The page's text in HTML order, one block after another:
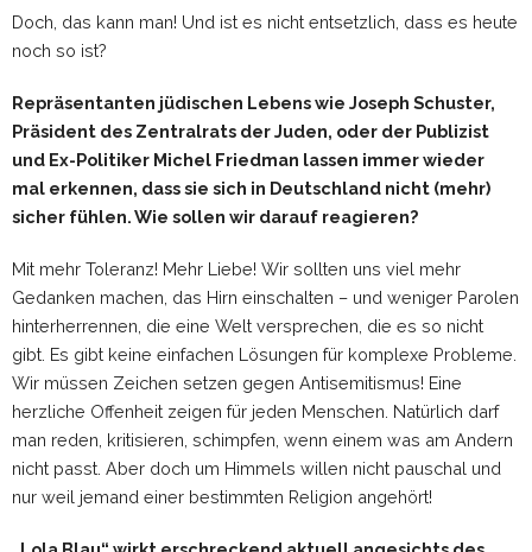
Doch, das kann man! Und ist es nicht entsetzlich, dass es heute
noch so ist?
Repräsentanten jüdischen Lebens wie Joseph Schuster,
Präsident des Zentralrats der Juden, oder der Publizist
und Ex-Politiker Michel Friedman lassen immer wieder
mal erkennen, dass sie sich in Deutschland nicht (mehr)
sicher fühlen. Wie sollen wir darauf reagieren?
Mit mehr Toleranz! Mehr Liebe! Wir sollten uns viel mehr
Gedanken machen, das Hirn einschalten – und weniger Parolen
hinterherrennen, die eine Welt versprechen, die es so nicht
gibt. Es gibt keine einfachen Lösungen für komplexe Probleme.
Wir müssen Zeichen setzen gegen Antisemitismus! Eine
herzliche Offenheit zeigen für jeden Menschen. Natürlich darf
man reden, kritisieren, schimpfen, wenn einem was am Andern
nicht passt. Aber doch um Himmels willen nicht pauschal und
nur weil jemand einer bestimmten Religion angehört!